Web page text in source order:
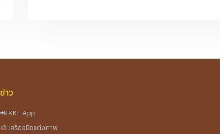
ข่าว
📲 KKL App
🎨 เครื่องมือแต่งภาพ